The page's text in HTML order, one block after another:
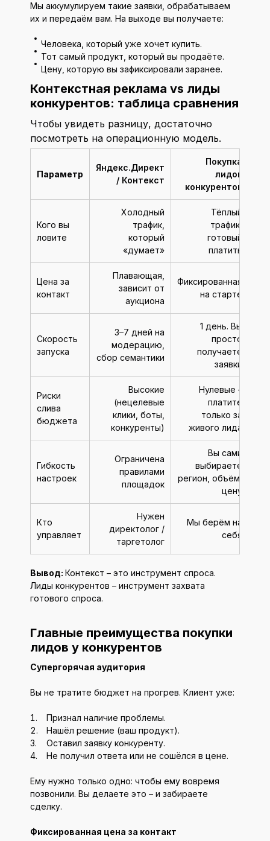
Мы аккумулируем такие заявки, обрабатываем
их и передаём вам. На выходе вы получаете:
Человека, который уже хочет купить.
Тот самый продукт, который вы продаёте.
Цену, которую вы зафиксировали заранее.
Контекстная реклама vs лиды
конкурентов: таблица сравнения
Чтобы увидеть разницу, достаточно
посмотреть на операционную модель.
Параметр
Яндекс.Директ
/ Контекст
Покупка
лидов
конкурентов
Кого вы
ловите
Холодный
трафик,
который
«думает»
Тёплый
трафик,
готовый
платить
Цена за
контакт
Плавающая,
зависит от
аукциона
Фиксированная
на старте
Скорость
запуска
3–7 дней на
модерацию,
сбор семантики
1 день. Вы
просто
получаете
заявки
Риски
слива
бюджета
Высокие
(нецелевые
клики, боты,
конкуренты)
Нулевые –
платите
только за
живого лида
Гибкость
настроек
Ограничена
правилами
площадок
Вы сами
выбираете
регион, объём,
цену
Кто
управляет
Нужен
директолог /
таргетолог
Мы берём на
себя
Вывод: Контекст – это инструмент спроса.
Лиды конкурентов – инструмент захвата
готового спроса.
Главные преимущества покупки
лидов у конкурентов
Супергорячая аудитория
Вы не тратите бюджет на прогрев. Клиент уже:
Признал наличие проблемы.
Нашёл решение (ваш продукт).
Оставил заявку конкуренту.
Не получил ответа или не сошёлся в цене.
Ему нужно только одно: чтобы ему вовремя
позвонили. Вы делаете это – и забираете
сделку.
Фиксированная цена за контакт